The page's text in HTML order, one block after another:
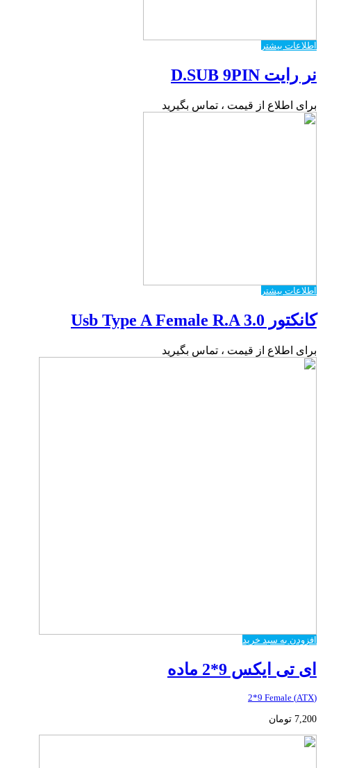
اطلاعات بیشتر
نر رایت D.SUB 9PIN
برای اطلاع از قیمت ، تماس بگیرید
اطلاعات بیشتر
کانکتور Usb Type A Female R.A 3.0
برای اطلاع از قیمت ، تماس بگیرید
افزودن به سبد خرید
ای تی ایکس 9*2 ماده
(ATX) 2*9 Female
7,200 تومان